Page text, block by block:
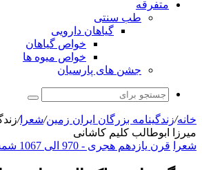
متفرقه
طب سنتی
گیاهان دارویی
خواص گیاهان
خواص میوه ها
جشن های پارسیان
جستجو
برای
خانه/زندگینامه بزرگان ایران زمین/شعرا/
میرزا ابوطالب کلیم کاشانی
شعرا
قرن یازدهم هجری - 970 الی 1067 شمسی